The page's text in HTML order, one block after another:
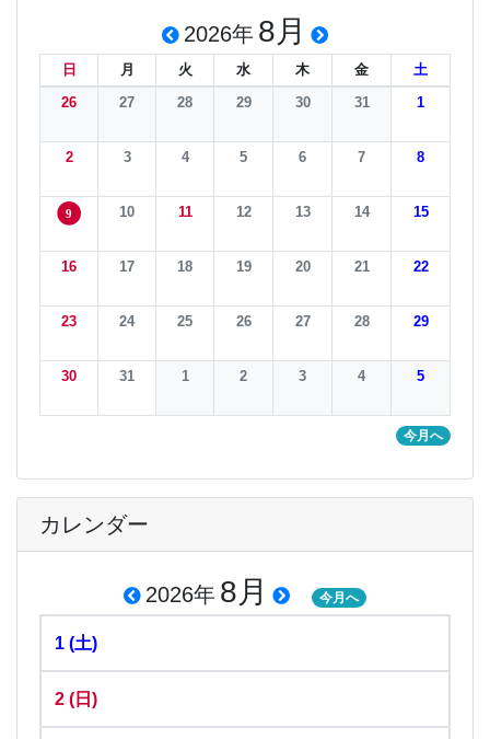
2026年 8月
日 月 火 水 木 金
土
26
27 28 29 30 31 1
2 3 4 5 6 7 8
9 10 11 12 13 14 15
16 17 18 19 20 21 22
23 24 25 26 27 28 29
30 31 1 2 3 4 5
今月へ
カレンダー
2026年 8月 今月へ
1 (土)
2 (日)